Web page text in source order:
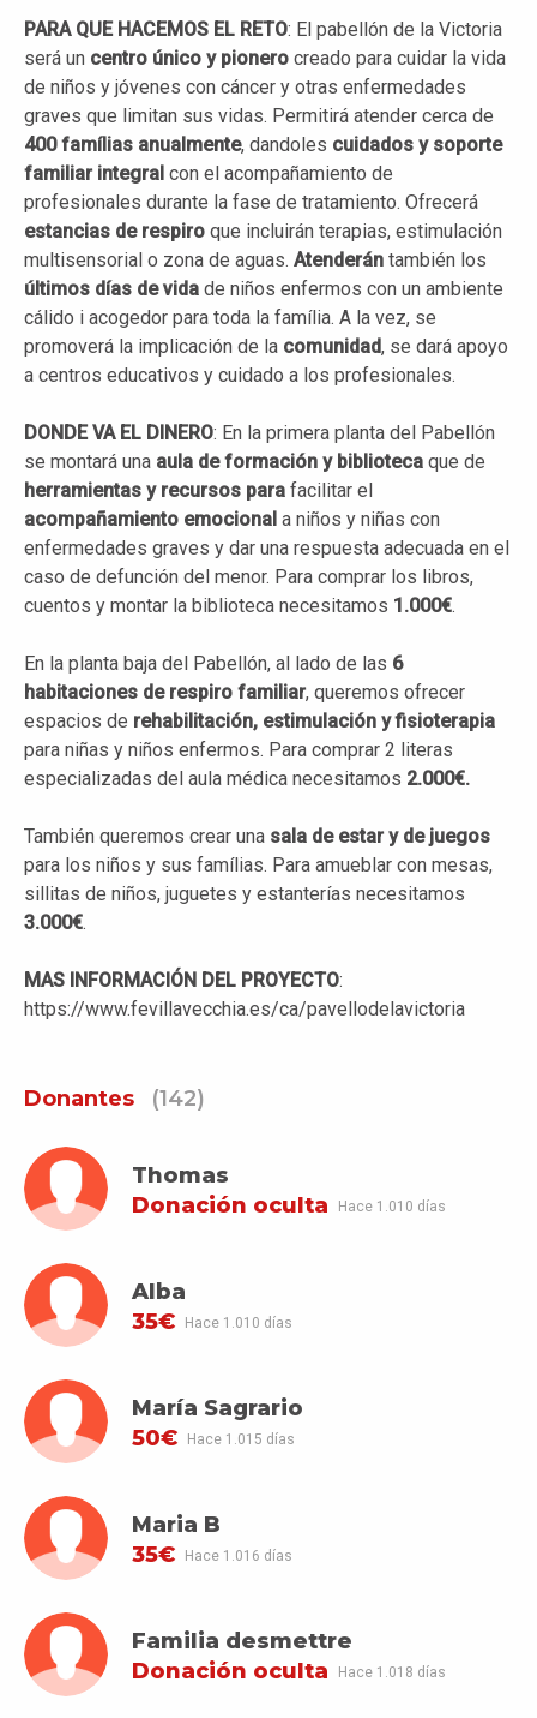
PARA QUE HACEMOS EL RETO: El pabellón de la Victoria
será un centro único y pionero creado para cuidar la vida
de niños y jóvenes con cáncer y otras enfermedades
graves que limitan sus vidas. Permitirá atender cerca de
400famílias anualmente, dandoles cuidados y soporte
familiar integral con el acompañamiento de
profesionales durante la fase de tratamiento. Ofrecerá
estancias de respiro que incluirán terapias, estimulación
multisensorial o zona de aguas. Atenderán también los
últimos días de vida de niños enfermos con un ambiente
cálido i acogedor para toda la família. A la vez, se
promoverá la implicación de la comunidad, se dará apoyo
a centros educativos y cuidado a los profesionales.
DONDE VA EL DINERO: En la primera planta del Pabellón
se montará una aula de formación y biblioteca que de
herramientas y recursos para facilitar el
acompañamiento emocional a niños y niñas con
enfermedades graves y dar una respuesta adecuada en el
caso de defunción del menor. Para comprar los libros,
cuentos y montar la biblioteca necesitamos 1.000€.
En la planta baja del Pabellón, al lado de las 6
habitaciones de respiro familiar, queremos ofrecer
espacios de rehabilitación, estimulación y fisioterapia
para niñas y niños enfermos. Para comprar 2 literas
especializadas del aula médica necesitamos 2.000€.
También queremos crear una sala de estar y de juegos
para los niños y sus famílias. Para amueblar con mesas,
sillitas de niños, juguetes y estanterías necesitamos
3.000€.
MAS INFORMACIÓN DEL PROYECTO:
https://www.fevillavecchia.es/ca/pavellodelavictoria
Donantes (142)
Thomas
Donación oculta
Hace 1.010 días
Alba
35€
Hace 1.010 días
María Sagrario
50€
Hace 1.015 días
Maria B
35€
Hace 1.016 días
Familia desmettre
Donación oculta
Hace 1.018 días